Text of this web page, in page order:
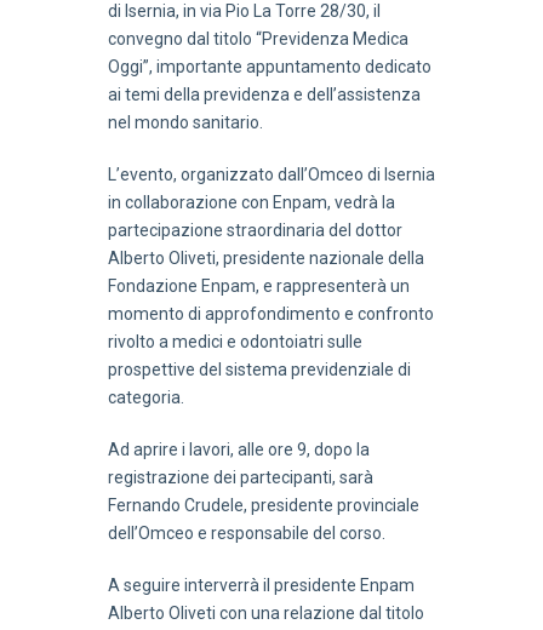
di Isernia, in via Pio La Torre 28/30, il
convegno dal titolo “Previdenza Medica
Oggi”, importante appuntamento dedicato
ai temi della previdenza e dell’assistenza
nel mondo sanitario.
L’evento, organizzato dall’Omceo di Isernia
in collaborazione con Enpam, vedrà la
partecipazione straordinaria del dottor
Alberto Oliveti, presidente nazionale della
Fondazione Enpam, e rappresenterà un
momento di approfondimento e confronto
rivolto a medici e odontoiatri sulle
prospettive del sistema previdenziale di
categoria.
Ad aprire i lavori, alle ore 9, dopo la
registrazione dei partecipanti, sarà
Fernando Crudele, presidente provinciale
dell’Omceo e responsabile del corso.
A seguire interverrà il presidente Enpam
Alberto Oliveti con una relazione dal titolo